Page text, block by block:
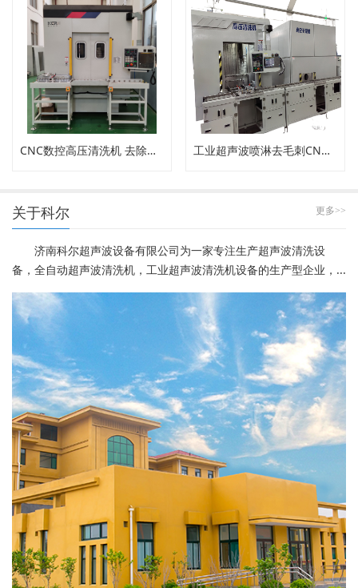
CNC数控高压清洗机 去除内孔工件毛刺 工业超声波喷淋去毛刺CNC高压清洗机
更多>>
关于科尔
济南科尔超声波设备有限公司为一家专注生产超声波清洗设
备，全自动超声波清洗机，工业超声波清洗机设备的生产型企业，...